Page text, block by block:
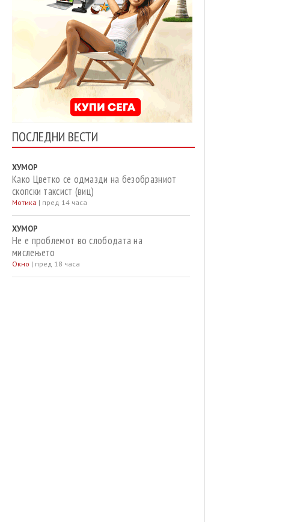
ПОСЛЕДНИ ВЕСТИ
ХУМОР
Како Цветко се одмазди на безобразниот
скопски таксист (виц)
Мотика | пред 14 часа
ХУМОР
Не е проблемот во слободата на
мислењето
Окно | пред 18 часа